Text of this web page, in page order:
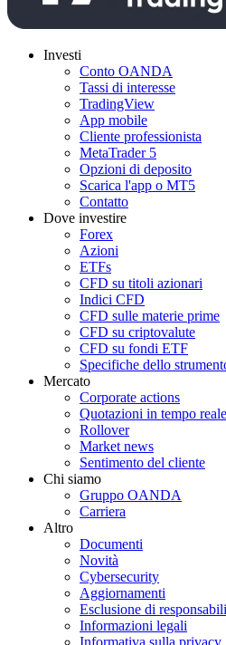
Investi
Conto OANDA
Tassi di interesse
TradingView
App mobile
Cliente professionista
MetaTrader 5
Opzioni di deposito
Scarica l'app o MT5
Contatto
Dove investire
Forex
Azioni
ETFs
CFD su titoli azionari
Indici CFD
CFD sulle materie prime
CFD su criptovalute
CFD su fondi ETF
Specifiche dello
Mercato
Corporate actions
Quotazioni in tempo reale
Rollover
Market news
Sentimento del cliente
Chi siamo
Gruppo OANDA
Carriera
Altro
Documenti
Novità
Cybersecurity
Aggiornamenti
Esclusione di
Informazioni legali
Informativa sulla privacy